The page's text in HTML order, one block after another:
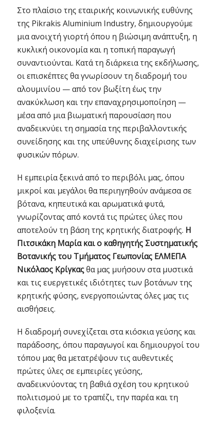
Στο πλαίσιο της εταιρικής κοινωνικής ευθύνης
της Pikrakis Aluminium Industry, δημιουργούμε
μια ανοιχτή γιορτή όπου η βιώσιμη ανάπτυξη, η
κυκλική οικονομία και η τοπική παραγωγή
συναντιούνται. Κατά τη διάρκεια της εκδήλωσης,
οι επισκέπτες θα γνωρίσουν τη διαδρομή του
αλουμινίου — από τον βωξίτη έως την
ανακύκλωση και την επαναχρησιμοποίηση —
μέσα από μια βιωματική παρουσίαση που
αναδεικνύει τη σημασία της περιβαλλοντικής
συνείδησης και της υπεύθυνης διαχείρισης των
φυσικών πόρων.
Η εμπειρία ξεκινά από το περιβόλι μας, όπου
μικροί και μεγάλοι θα περιηγηθούν ανάμεσα σε
βότανα, κηπευτικά και αρωματικά φυτά,
γνωρίζοντας από κοντά τις πρώτες ύλες που
αποτελούν τη βάση της κρητικής διατροφής. Η
Πιτσικάκη Μαρία και ο καθηγητής Συστηματικής
Βοτανικής του Τμήματος Γεωπονίας ΕΛΜΕΠΑ
Νικόλαος Κρίγκαςθα μας μυήσουν στα μυστικά
και τις ευεργετικές ιδιότητες των βοτάνων της
κρητικής φύσης, ενεργοποιώντας όλες μας τις
αισθήσεις.
Η διαδρομή συνεχίζεται στα κιόσκια γεύσης και
παράδοσης, όπου παραγωγοί και δημιουργοί του
τόπου μας θα μετατρέψουν τις αυθεντικές
πρώτες ύλες σε εμπειρίες γεύσης,
αναδεικνύοντας τη βαθιά σχέση του κρητικού
πολιτισμού με το τραπέζι, την παρέα και τη
φιλοξενία.